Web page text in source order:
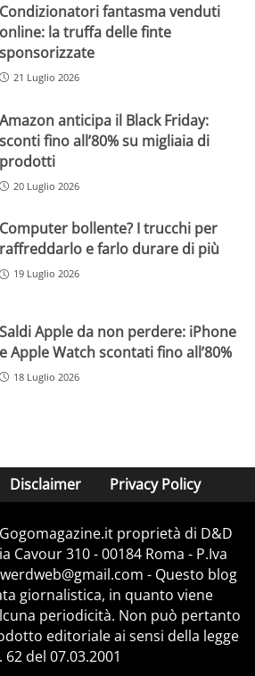
Condizionatori fantasma venduti
online: la truffa delle finte
sponsorizzate
21 Luglio 2026
Amazon anticipa il Black Friday:
sconti fino all’80% su migliaia di
prodotti
20 Luglio 2026
Computer bollente? I trucchi per
raffreddarlo e farlo durare di più
19 Luglio 2026
Saldi Apple da non perdere: iPhone
e Apple Watch scontati fino all’80%
18 Luglio 2026
Disclaimer Privacy Policy
proprietà di D&D
Cavour 310 - 00184 Roma - P.Iva
- Questo blog
giornalistica, in quanto viene
periodicità. Non può pertanto
editoriale ai sensi della legge
62 del 07.03.2001